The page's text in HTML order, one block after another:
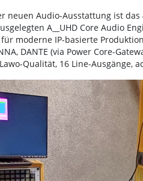
neuen Audio-Ausstattung ist
A__UHD Core Audio
moderne IP-basierte
DANTE (via Power Core-
Qualität, 16 Line-Ausgänge,